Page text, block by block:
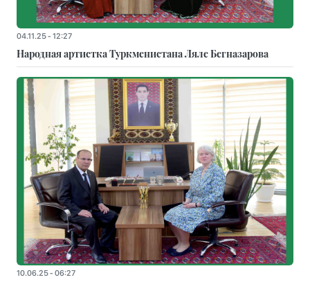
04.11.25 - 12:27
Народная артистка Туркменистана Ляле Бегназарова
10.06.25 - 06:27